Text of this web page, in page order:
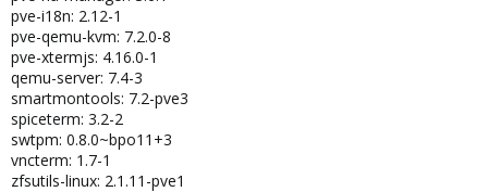
pve-i18n: 2.12-1
pve-qemu-kvm: 7.2.0-8
pve-xtermjs: 4.16.0-1
qemu-server: 7.4-3
smartmontools: 7.2-pve3
spiceterm: 3.2-2
swtpm: 0.8.0~bpo11+3
vncterm: 1.7-1
zfsutils-linux: 2.1.11-pve1